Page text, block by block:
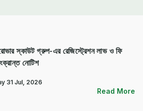
স্কাউট গ্রুপ-এর রেজিস্ট্রেশন লাভ ও ফি
নোটিশ
31 Jul, 2026
Read More